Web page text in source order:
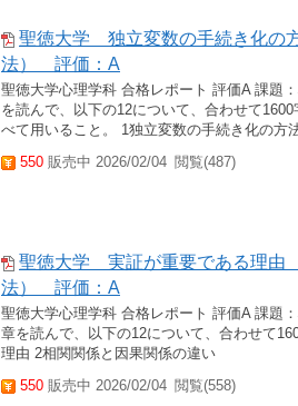
聖徳大学 独立変数の手続き化
法） 評価：A
聖徳大学心理学科 合格レポート 評価A 課題
を読んで、以下の12について、合わせて
べて用いること。 1独立変数の手続き化の方
550 販売中 2026/02/04 閲覧(487)
聖徳大学 実証が重要である理
法） 評価：A
聖徳大学心理学科 合格レポート 評価A 課題
章を読んで、以下の12について、合わせて
理由 2相関関係と因果関係の違い
550 販売中 2026/02/04 閲覧(558)